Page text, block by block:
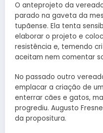
O anteprojeto da
parado na gaveta da
tupãense. Ela tenta
elaborar o projeto e
resistência e, temendo
aceitam nem comentar
No passado outro
emplacar a criação de
enterrar cães e gatos,
progrediu. Augusto
da propositura.